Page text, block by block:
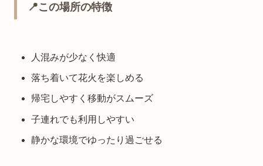
📍この場所の特徴
人混みが少なく快適
落ち着いて花火を楽しめる
帰宅しやすく移動がスムーズ
子連れでも利用しやすい
静かな環境でゆったり過ごせる